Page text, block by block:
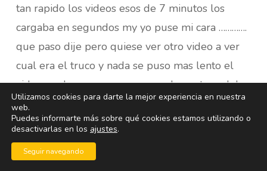
tan rapido los videos esos de 7 minutos los
cargaba en segundos my yo puse mi cara ………….
que paso dije pero quiese ver otro video a ver
cual era el truco y nada se puso mas lento el
video pucha me amargue cerre la ventana del
acelerador de video y que creen altoque cargo
osea esta vaina es contruco pero a veces me
sale carga rapido y otras mas lento peor lo
dessitale mucho consume la red mejor toy asi
Utilizamos cookies para darte la mejor experiencia en nuestra
web.
Puedes informarte más sobre qué cookies estamos utilizando o
desactivarlas en los ajustes.
Seguir navegando